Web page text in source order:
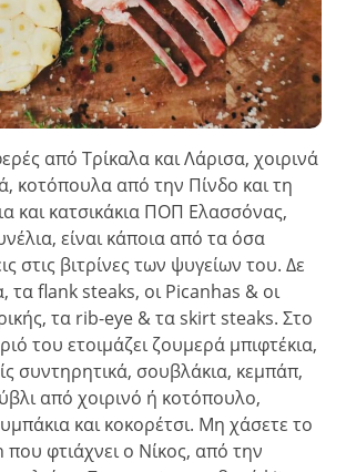
από Τρίκαλα και Λάρισα, χοιρινά
κοτόπουλα από την Πίνδο και τη
και κατσικάκια ΠΟΠ Ελασσόνας,
είναι κάποια από τα όσα
στις βιτρίνες των ψυγείων του. Δε
τα flank steaks, οι Picanhas & οι
τα rib-eye & τα skirt steaks. Στο
του ετοιμάζει ζουμερά μπιφτέκια,
συντηρητικά, σουβλάκια, κεμπάπ,
από χοιρινό ή κοτόπουλο,
και κοκορέτσι. Μη χάσετε το
φτιάχνει ο Νίκος, από την